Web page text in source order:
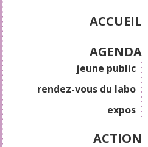
ACCUEIL
AGENDA
jeune public
rendez-vous du labo
expos
ACTION